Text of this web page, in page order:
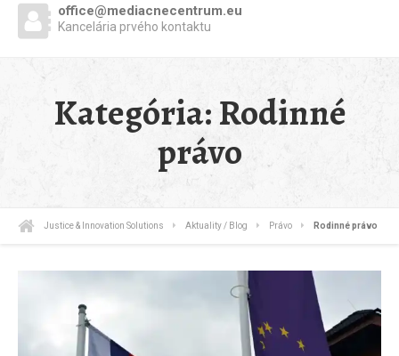
office@mediacnecentrum.eu
Kancelária prvého kontaktu
Kategória:Rodinné
právo
Justice & Innovation Solutions Aktuality / Blog Právo Rodinné právo